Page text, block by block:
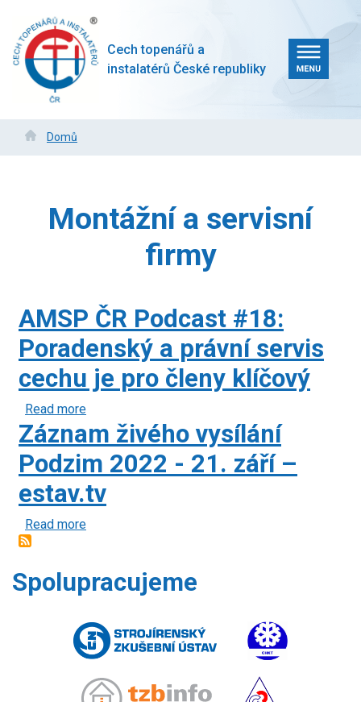
hlavnímu
obsahu
Cech topenářů a
instalatérů České republiky
Drobečková
navigace
Domů
Montážní a servisní
firmy
AMSP ČR Podcast #18:
Poradenský a právní servis
cechu je pro členy klíčový
Read more
AMSP
ČR
Podcast
#18:
Poradenský
cechu
pro
členy
klíčový
Záznam živého vysílání
Podzim 2022 - 21. září –
estav.tv
Read more
vysílání
2022
-
21.
září
–
Spolupracujeme